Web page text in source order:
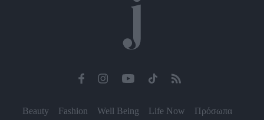
Beauty Fashion Well Being Life Now
Πρόσωπα